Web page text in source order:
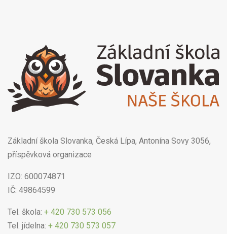
Základní škola Slovanka, Česká Lípa, Antonína Sovy 3056,
příspěvková organizace
IZO: 600074871
IČ: 49864599
Tel. škola: + 420 730 573 056
Tel. jídelna: + 420 730 573 057